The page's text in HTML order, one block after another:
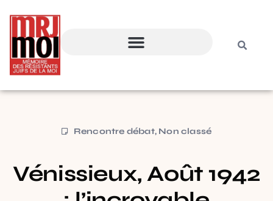
Rencontre débat, Non classé
Vénissieux, Août 1942